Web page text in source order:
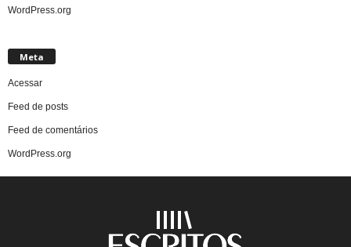
WordPress.org
Meta
Acessar
Feed de posts
Feed de comentários
WordPress.org